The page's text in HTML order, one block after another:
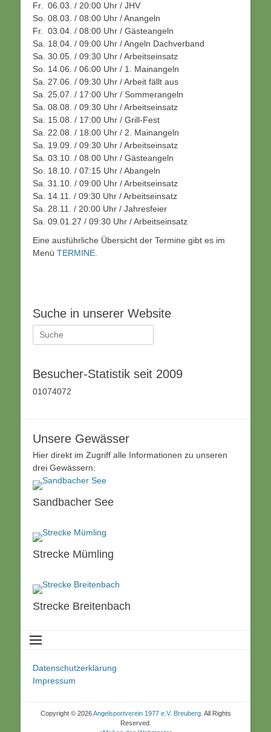
Fr. 06.03. / 20:00 Uhr / JHV
So. 08.03. / 08:00 Uhr / Anangeln
Fr. 03.04. / 08:00 Uhr / Gästeangeln
Sa. 18.04. / 09:00 Uhr / Angeln Dachverband
Sa. 30.05. / 09:30 Uhr / Arbeitseinsatz
So. 14.06. / 06:00 Uhr / 1. Mainangeln
Sa. 27.06. / 09:30 Uhr / Arbeit fällt aus
Sa. 25.07. / 17:00 Uhr / Sommerangeln
Sa. 08.08. / 09:30 Uhr / Arbeitseinsatz
Sa. 15.08. / 17:00 Uhr / Grill-Fest
Sa. 22.08. / 18:00 Uhr / 2. Mainangeln
Sa. 19.09. / 09:30 Uhr / Arbeitseinsatz
Sa. 03.10. / 08:00 Uhr / Gästeangeln
So. 18.10. / 07:15 Uhr / Abangeln
Sa. 31.10. / 09:00 Uhr / Arbeitseinsatz
Sa. 14.11. / 09:30 Uhr / Arbeitseinsatz
Sa. 28.11. / 20:00 Uhr / Jahresfeier
Sa. 09.01.27 / 09:30 Uhr / Arbeitseinsatz
Eine ausführliche Übersicht der Termine gibt es im
Menü TERMINE
Suche in unserer Website
Suche
nach:
Besucher-Statistik seit 2009
01074072
Unsere Gewässer
Hier direkt im Zugriff alle Informationen zu unseren
drei Gewässern:
Sandbacher See
Strecke Mümling
Strecke Breitenbach
Datenschutzerklärung
Impressum
Copyright © 2026Angelsportverein 1977 e.V. Breuberg. All Rights
Reserved.